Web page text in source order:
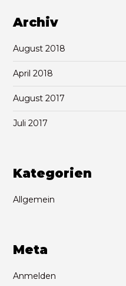
Archiv
August 2018
April 2018
August 2017
Juli 2017
Kategorien
Allgemein
Meta
Anmelden